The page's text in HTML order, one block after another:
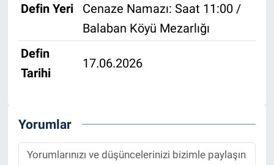
Defin Yeri
Cenaze Namazı: Saat 11:00 /
Balaban Köyü Mezarlığı
Defin
Tarihi
17.06.2026
Yorumlar